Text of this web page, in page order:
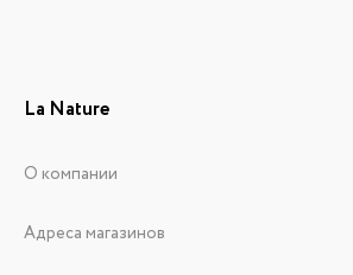
La Nature
О компании
Адреса магазинов